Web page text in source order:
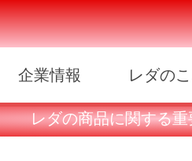
企業情報 レダの
レダの商品に関する